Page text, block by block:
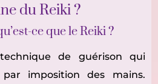
du Reiki ?
ce que le Reiki ?
de guérison qui
par imposition des mains.